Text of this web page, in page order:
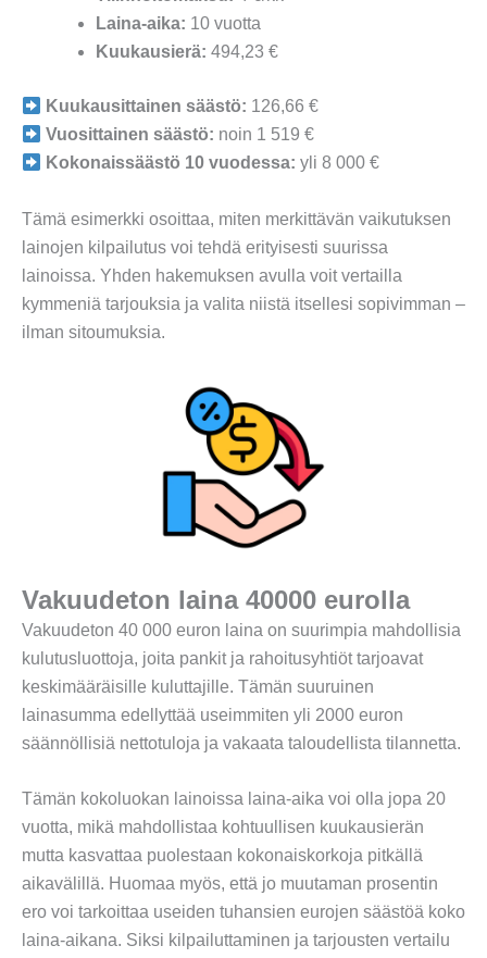
Laina-aika: 10 vuotta
Kuukausierä: 494,23 €
Kuukausittainen säästö: 126,66 €
Vuosittainen säästö: noin 1 519 €
Kokonaissäästö 10 vuodessa: yli 8 000 €
Tämä esimerkki osoittaa, miten merkittävän vaikutuksen
lainojen kilpailutus voi tehdä erityisesti suurissa
lainoissa. Yhden hakemuksen avulla voit vertailla
kymmeniä tarjouksia ja valita niistä itsellesi sopivimman –
ilman sitoumuksia.
Vakuudeton laina 40000 eurolla
Vakuudeton 40 000 euron laina on suurimpia mahdollisia
kulutusluottoja, joita pankit ja rahoitusyhtiöt tarjoavat
keskimääräisille kuluttajille. Tämän suuruinen
lainasumma edellyttää useimmiten yli 2000 euron
säännöllisiä nettotuloja ja vakaata taloudellista tilannetta.
Tämän kokoluokan lainoissa laina-aika voi olla jopa 20
vuotta, mikä mahdollistaa kohtuullisen kuukausierän
mutta kasvattaa puolestaan kokonaiskorkoja pitkällä
aikavälillä. Huomaa myös, että jo muutaman prosentin
ero voi tarkoittaa useiden tuhansien eurojen säästöä koko
laina-aikana. Siksi kilpailuttaminen ja tarjousten vertailu